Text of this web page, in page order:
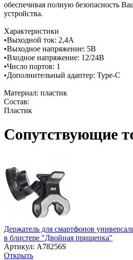
обеспечивая полную безопасность
устройства.
Характеристики
•Выходной ток: 2,4А
•Выходное напряжение: 5В
•Входное напряжение: 12/24В
•Число портов: 1
•Дополнительный адаптер: Type-C
Материал: пластик
Состав:
Пластик
Сопутствующие
Держатель для смартфонов
в блистере "Двойная прищепка"
Артикул: A78256S
Открыть